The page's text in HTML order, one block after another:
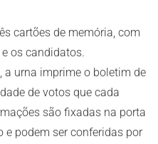
cartões de memória, com
os candidatos.
a urna imprime o boletim de
de votos que cada
são fixadas na porta
podem ser conferidas por